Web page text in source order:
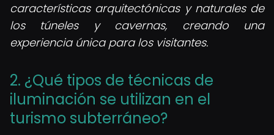
características arquitectónicas y naturales de
los túneles y cavernas, creando una
experiencia única para los visitantes.
2. ¿Qué tipos de técnicas de
iluminación se utilizan en el
turismo subterráneo?